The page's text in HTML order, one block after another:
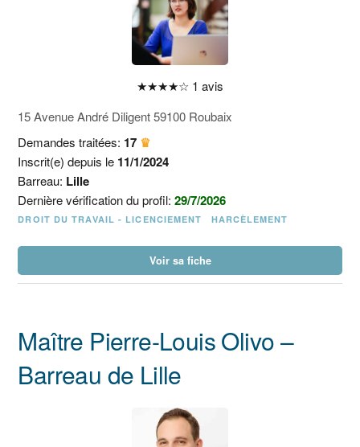
★★★★☆ 1 avis
15 Avenue André Diligent 59100 Roubaix
Demandes traitées: 17 ♛
Inscrit(e) depuis le 11/1/2024
Barreau: Lille
Dernière vérification du profil:29/7/2026
DROIT DU TRAVAIL - LICENCIEMENT HARCÈLEMENT
Voir sa fiche
Maître Pierre-Louis Olivo –
Barreau de Lille